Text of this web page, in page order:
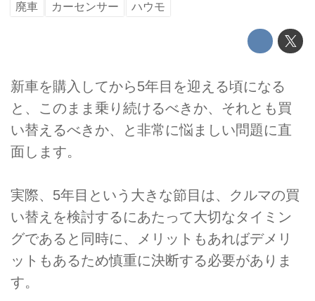
廃車
カーセンサー ハウモ
新車を購入してから5年目を迎える頃になる
と、このまま乗り続けるべきか、それとも買
い替えるべきか、と非常に悩ましい問題に直
面します。
実際、5年目という大きな節目は、クルマの買
い替えを検討するにあたって大切なタイミン
グであると同時に、メリットもあればデメリ
ットもあるため慎重に決断する必要がありま
す。